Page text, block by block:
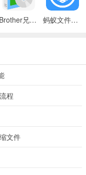
Brother兄弟 MFC-8480DN多功能一体机ISIS驱动 蚂蚁文件（数据恢复大师）
程
文件